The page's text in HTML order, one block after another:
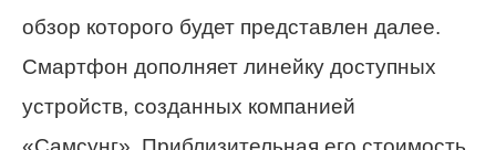
обзор которого будет представлен далее.
Смартфон дополняет линейку доступных
устройств, созданных компанией